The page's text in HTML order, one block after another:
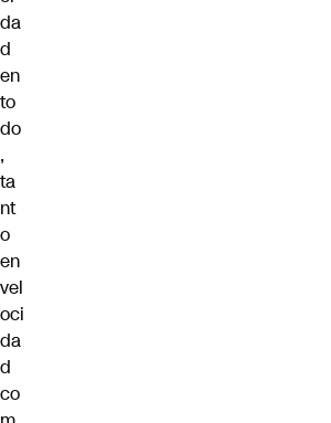
da
d
en
to
do
,
ta
nt
o
en
vel
oci
da
d
co